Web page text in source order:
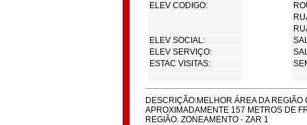
ELEV CODIGO:
ELEV SOCIAL:
ELEV SERVIÇO:
ESTAC VISITAS:
DESCRIÇÃO:MELHOR ÁREA DA
APROXIMADAMENTE 157 METROS DE
REGIÃO. ZONEAMENTO - ZAR 1